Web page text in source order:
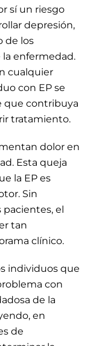
sí un riesgo
depresión,
de los
enfermedad.
cualquier
con EP se
que contribuya
tratamiento.
dolor en
Esta queja
la EP es
Sin
pacientes, el
tan
clínico.
individuos que
con
de la
en
de